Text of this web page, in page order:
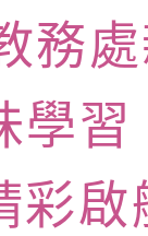
學軟
函釋公
請許可
署委託
理「
星期六
務
學
彩啟